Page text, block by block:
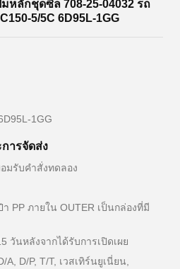
หลักชุดซีล 708-25-04032 รถ
5/5C 6D95L-1GG
1GG
การจัดส่ง
มรับคำสั่งทดลอง
า PP ภายใน OUTER เป็นกล่องที่มี
วันหลังจากได้รับการเปิดเผย
D/P, T/T, เวสเทิร์นยูเนี่ยน,